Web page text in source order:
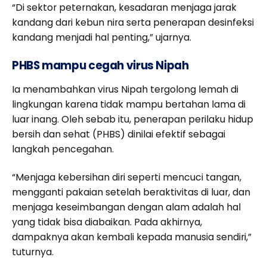
“Di sektor peternakan, kesadaran menjaga jarak
kandang dari kebun nira serta penerapan desinfeksi
kandang menjadi hal penting,” ujarnya.
PHBS mampu cegah virus Nipah
Ia menambahkan virus Nipah tergolong lemah di
lingkungan karena tidak mampu bertahan lama di
luar inang. Oleh sebab itu, penerapan perilaku hidup
bersih dan sehat (PHBS) dinilai efektif sebagai
langkah pencegahan.
“Menjaga kebersihan diri seperti mencuci tangan,
mengganti pakaian setelah beraktivitas di luar, dan
menjaga keseimbangan dengan alam adalah hal
yang tidak bisa diabaikan. Pada akhirnya,
dampaknya akan kembali kepada manusia sendiri,”
tuturnya.